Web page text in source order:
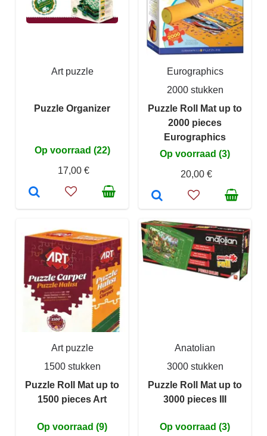
Art puzzle
Puzzle Organizer
Op voorraad (22)
17,00 €
Eurographics
2000 stukken
Puzzle Roll Mat up to
2000 pieces
Eurographics
Op voorraad (3)
20,00 €
Art puzzle
1500 stukken
Puzzle Roll Mat up to
1500 pieces Art
Op voorraad (9)
Anatolian
3000 stukken
Puzzle Roll Mat up to
3000 pieces III
Op voorraad (3)